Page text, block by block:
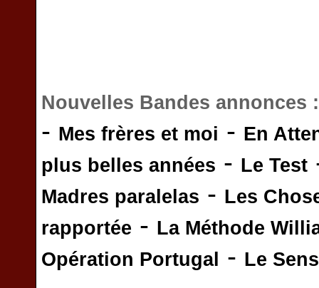
Nouvelles Bandes annonces
- Mes frères et moi - En
plus belles années - Le Test
Madres paralelas - Les
rapportée - La Méthode
Opération Portugal
- Le